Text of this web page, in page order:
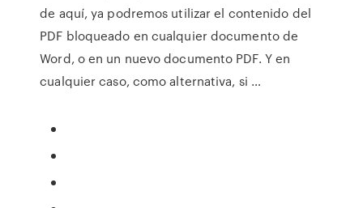
de aquí, ya podremos utilizar el contenido del
PDF bloqueado en cualquier documento de
Word, o en un nuevo documento PDF. Y en
cualquier caso, como alternativa, si …